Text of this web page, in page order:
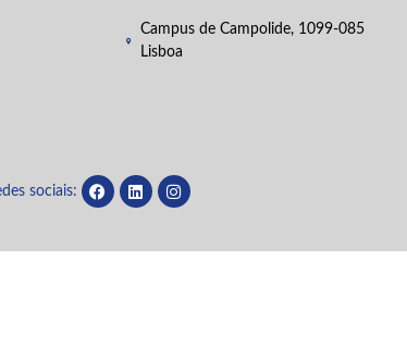
Campus de Campolide, 1099-085
Lisboa
sociais: